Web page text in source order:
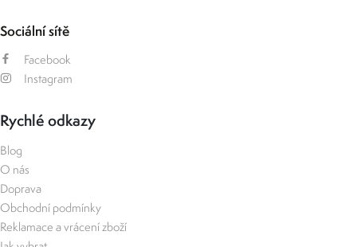
Sociální sítě
Facebook
Instagram
Rychlé odkazy
Blog
O nás
Doprava
Obchodní podmínky
Reklamace a vrácení zboží